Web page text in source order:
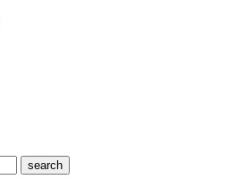
search